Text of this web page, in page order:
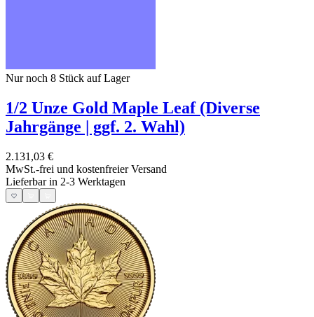
Nur noch 8 Stück auf Lager
1/2 Unze Gold Maple Leaf (Diverse
Jahrgänge | ggf. 2. Wahl)
2.131,03 €
MwSt.-frei und kostenfreier Versand
Lieferbar in 2-3 Werktagen